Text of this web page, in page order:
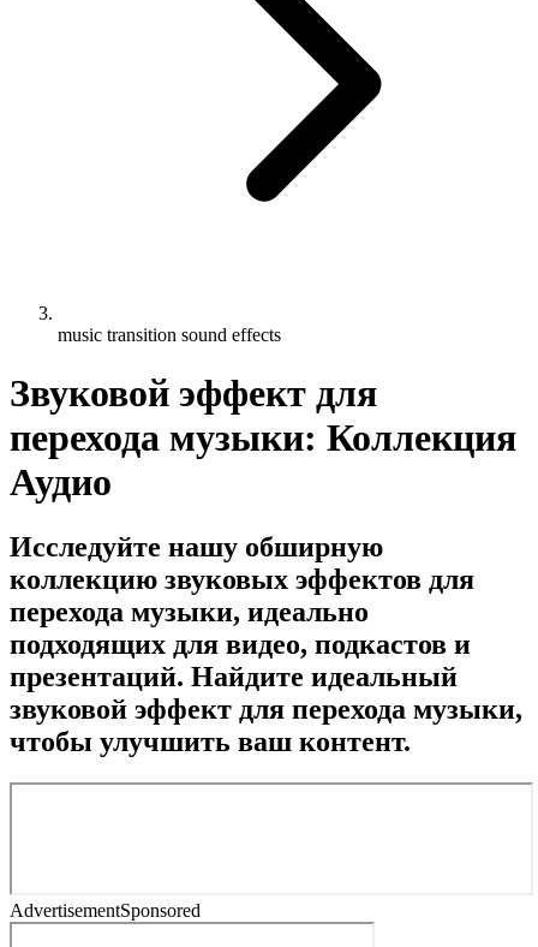
music transition sound effects
Звуковой эффект для
перехода музыки: Коллекция
Аудио
Исследуйте нашу обширную
коллекцию звуковых эффектов для
перехода музыки, идеально
подходящих для видео, подкастов и
презентаций. Найдите идеальный
звуковой эффект для перехода музыки,
чтобы улучшить ваш контент.
AdvertisementSponsored